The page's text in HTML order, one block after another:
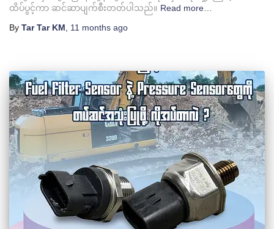
ထိပ်ပွင့်ကာ ဆင်ဆာပျက်စီးတတ်ပါသည်။ Read more…
By Tar Tar KM 11 months ago